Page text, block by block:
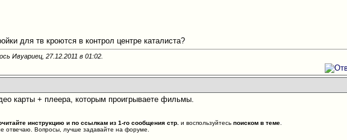
для тв кроются в контрол центре каталиста?
Ивуариец, 27.12.2011 в01:02
карты + плеера, которым проигрываете фильмы.
инструкцию и по ссылкам из 1-го сообщения стр. и воспользуйтесьпоиском в теме
отвечаю. Вопросы, лучше задавайте на форуме.